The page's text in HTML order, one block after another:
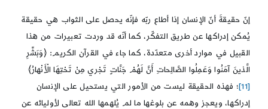
إنّ حقيقةَ أنّ الإنسان إذا أطاع ربّه فإنّه يحصل على الثواب هي حقيقة
يُمكن إدراكها عن طريق التفكّر، كما أنّه قد وردت تعبيرات من هذا
القبيل في موارد أخرى متعدّدة، كما جاء في القرآن الكريم: ﴿وَبَشِّرِ
الَّذينَ آمَنُوا وَعَمِلُوا الصَّالِحاتِ أَنَّ لَهُمْ‏ جَنَّاتٍ‏ تَجْري مِنْ تَحْتِهَا الْأَنْهارُ﴾
[11]
؛ فهذه الحقيقة ليست من الأمور التي يستحيل على الإنسان
إدراكها، ويعجز وهمه عن بلوغها ما لم يُلهمها الله تعالى لأوليائه عن